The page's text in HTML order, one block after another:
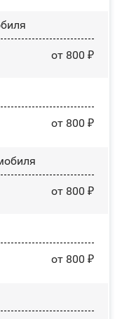
от 800 ₽
от 800 ₽
от 800 ₽
от 800 ₽